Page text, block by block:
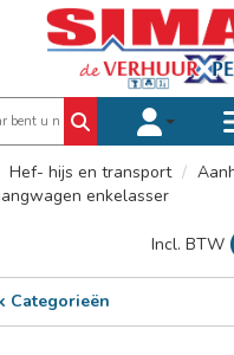
Toggle
Hef- hijs en transport
enkelasser
Incl. BTW
Categorieën